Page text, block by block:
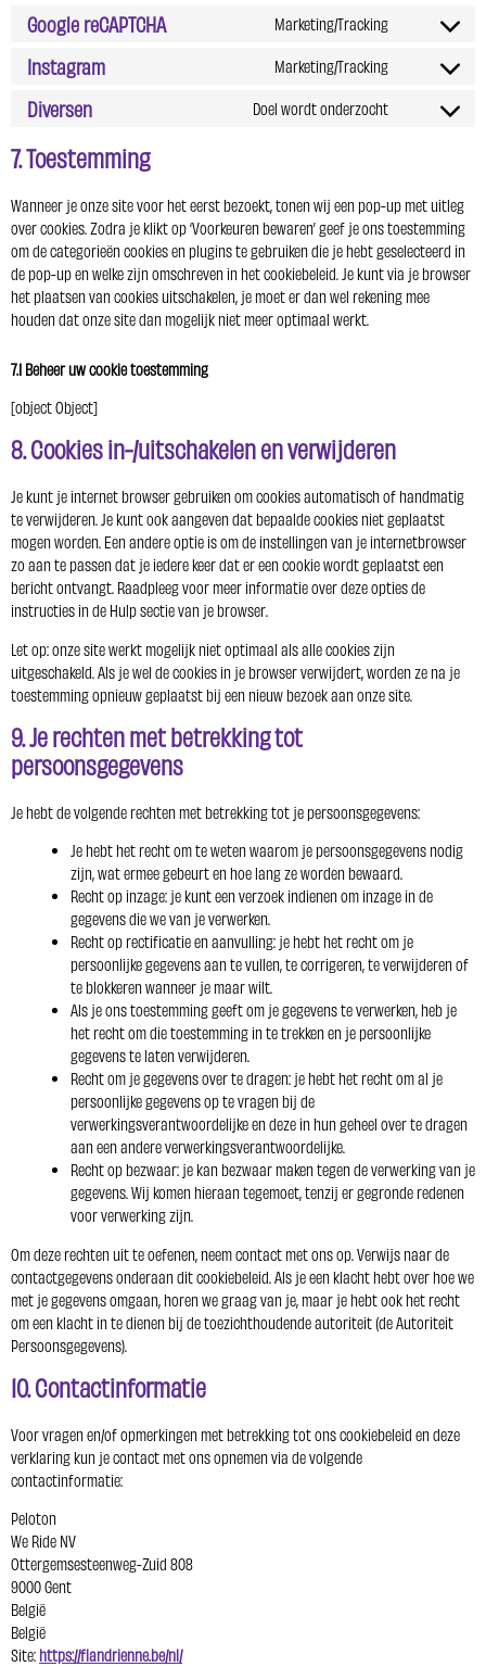
Google reCAPTCHA Marketing/Tracking
Instagram Marketing/Tracking
Diversen Doel wordt onderzocht
7. Toestemming
Wanneer je onze site voor het eerst bezoekt, tonen wij een pop-up met uitleg
over cookies. Zodra je klikt op ‘Voorkeuren bewaren’ geef je ons toestemming
om de categorieën cookies en plugins te gebruiken die je hebt geselecteerd in
de pop-up en welke zijn omschreven in het cookiebeleid. Je kunt via je browser
het plaatsen van cookies uitschakelen, je moet er dan wel rekening mee
houden dat onze site dan mogelijk niet meer optimaal werkt.
7.1 Beheer uw cookie toestemming
[object Object]
8. Cookies in-/uitschakelen en verwijderen
Je kunt je internet browser gebruiken om cookies automatisch of handmatig
te verwijderen. Je kunt ook aangeven dat bepaalde cookies niet geplaatst
mogen worden. Een andere optie is om de instellingen van je internetbrowser
zo aan te passen dat je iedere keer dat er een cookie wordt geplaatst een
bericht ontvangt. Raadpleeg voor meer informatie over deze opties de
instructies in de Hulp sectie van je browser.
Let op: onze site werkt mogelijk niet optimaal als alle cookies zijn
uitgeschakeld. Als je wel de cookies in je browser verwijdert, worden ze na je
toestemming opnieuw geplaatst bij een nieuw bezoek aan onze site.
9. Je rechten met betrekking tot
persoonsgegevens
Je hebt de volgende rechten met betrekking tot je persoonsgegevens:
Je hebt het recht om te weten waarom je persoonsgegevens nodig
zijn, wat ermee gebeurt en hoe lang ze worden bewaard.
Recht op inzage: je kunt een verzoek indienen om inzage in de
gegevens die we van je verwerken.
Recht op rectificatie en aanvulling: je hebt het recht om je
persoonlijke gegevens aan te vullen, te corrigeren, te verwijderen of
te blokkeren wanneer je maar wilt.
Als je ons toestemming geeft om je gegevens te verwerken, heb je
het recht om die toestemming in te trekken en je persoonlijke
gegevens te laten verwijderen.
Recht om je gegevens over te dragen: je hebt het recht om al je
persoonlijke gegevens op te vragen bij de
verwerkingsverantwoordelijke en deze in hun geheel over te dragen
aan een andere verwerkingsverantwoordelijke.
Recht op bezwaar: je kan bezwaar maken tegen de verwerking van je
gegevens. Wij komen hieraan tegemoet, tenzij er gegronde redenen
voor verwerking zijn.
Om deze rechten uit te oefenen, neem contact met ons op. Verwijs naar de
contactgegevens onderaan dit cookiebeleid. Als je een klacht hebt over hoe we
met je gegevens omgaan, horen we graag van je, maar je hebt ook het recht
om een klacht in te dienen bij de toezichthoudende autoriteit (de Autoriteit
Persoonsgegevens).
10. Contactinformatie
Voor vragen en/of opmerkingen met betrekking tot ons cookiebeleid en deze
verklaring kun je contact met ons opnemen via de volgende
contactinformatie:
Peloton
We Ride NV
Ottergemsesteenweg-Zuid 808
9000 Gent
België
België
Site: https://flandrienne.be/nl/